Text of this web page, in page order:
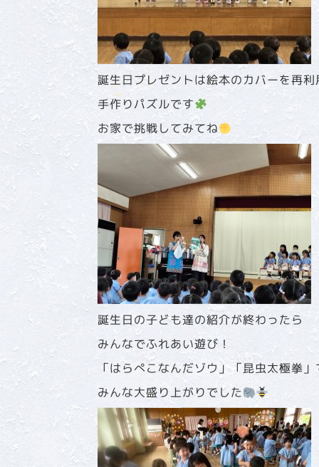
誕生日プレゼントは絵本のカバーを再利
手作りパズルです
お家で挑戦してみてね
誕生日の子ども達の紹介が終わったら
みんなでふれあい遊び！
「はらぺこなんだゾウ」「昆虫太極拳」
みんな大盛り上がりでした